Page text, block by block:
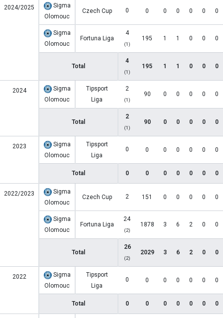
2024/2025
Sigma
Olomouc
Czech Cup 0 0 0 0 0 0 0
Sigma
Olomouc
Fortuna Liga
4
(1)
195 1 1 0 0 0
Total
4
(1)
195 1 1 0 0 0
2024
Sigma
Olomouc
Tipsport
Liga
2
(1)
90 0 0 0 0 0
Total
2
(1)
90 0 0 0 0 0
2023
Sigma
Olomouc
Tipsport
Liga
0 0 0 0 0 0 0
Total 0 0 0 0 0 0 0
2022/2023
Sigma
Olomouc
Czech Cup 2 151 0 0 0 0 0
Sigma
Olomouc
Fortuna Liga
24
(2)
1878 3 6 2 0 0
Total
26
(2)
2029 3 6 2 0 0
2022
Sigma
Olomouc
Tipsport
Liga
0 0 0 0 0 0 0
Total 0 0 0 0 0 0 0